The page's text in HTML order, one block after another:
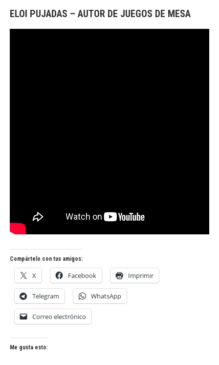
ELOI PUJADAS – AUTOR DE JUEGOS DE MESA
Compártelo con tus amigos:
X Facebook Imprimir
Telegram WhatsApp
Correo electrónico
Me gusta esto: